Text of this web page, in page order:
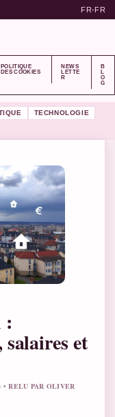
FR-FR
POLITIQUE
DES COOKIES
NEWS
LETTE
R
B
L
O
G
TECHNOLOGIE
:
et
• RELU PAR OLIVER